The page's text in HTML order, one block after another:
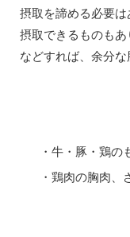
摂取を諦める必要
摂取できるものも
などすれば、余分な
・牛・豚・鶏の
・鶏肉の胸肉、